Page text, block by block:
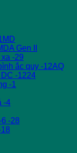
Gen II
-29
ắc quy -12AQ
-1224
-1
-4
-28